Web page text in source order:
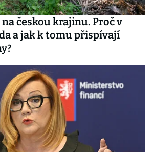
českou krajinu. Proč v
a jak k tomu přispívají